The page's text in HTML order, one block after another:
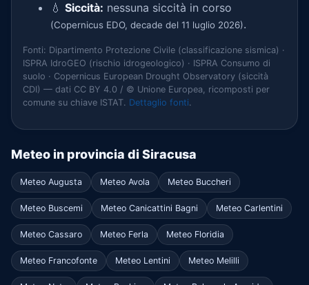
💧 Siccità: nessuna siccità in corso
(Copernicus EDO, decade del 11 luglio 2026).
Fonti: Dipartimento Protezione Civile (classificazione sismica) ·
ISPRA IdroGEO (rischio idrogeologico) · ISPRA Consumo di
suolo · Copernicus European Drought Observatory (siccità
CDI) — dati CC BY 4.0 / © Unione Europea, ricomposti per
comune su chiave ISTAT. Dettaglio fonti.
Meteo in provincia di Siracusa
Meteo Augusta Meteo Avola Meteo Buccheri
Meteo Buscemi Meteo Canicattini Bagni Meteo Carlentini
Meteo Cassaro Meteo Ferla Meteo Floridia
Meteo Francofonte Meteo Lentini Meteo Melilli